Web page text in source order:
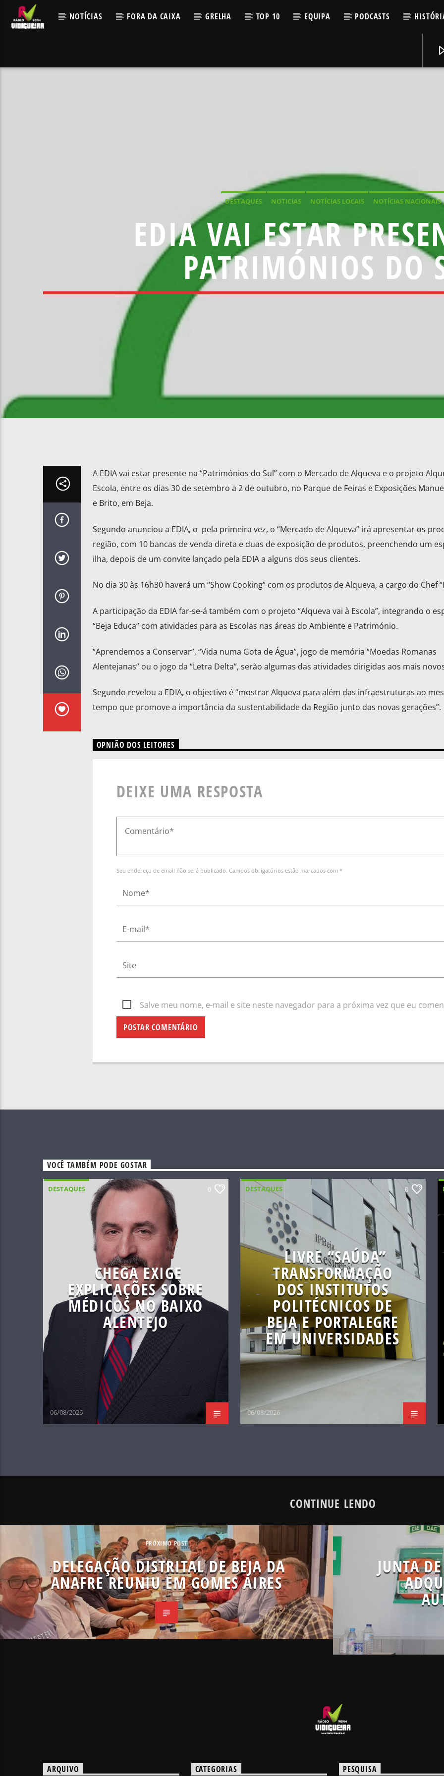
NOTÍCIAS FORA DA CAIXA GRELHA TOP 10 EQUIPA PODCASTS
DESTAQUES NOTICIAS NOTÍCIAS LOCAIS NOTÍCIAS NACIONAIS
EDIA VAI ESTAR
PATRIMÓNIOS DO
A EDIA vai estar presente na “Patrimónios do Sul” com o Mercado de Alqueva e o projeto
Escola, entre os dias 30 de setembro a 2 de outubro, no Parque de Feiras e Exposições
e Brito, em Beja.
Segundo anunciou a EDIA, o pela primeira vez, o “Mercado de Alqueva” irá apresentar os
região, com 10 bancas de venda direta e duas de exposição de produtos, preenchendo um
ilha, depois de um convite lançado pela EDIA a alguns dos seus clientes.
No dia 30 às 16h30 haverá um “Show Cooking” com os produtos de Alqueva, a cargo do Chef
A participação da EDIA far-se-á também com o projeto “Alqueva vai à Escola”, integrando o
“Beja Educa” com atividades para as Escolas nas áreas do Ambiente e Património.
“Aprendemos a Conservar”, “Vida numa Gota de Água”, jogo de memória “Moedas Romanas
Alentejanas” ou o jogo da “Letra Delta”, serão algumas das atividades dirigidas aos mais
Segundo revelou a EDIA, o objectivo é “mostrar Alqueva para além das infraestruturas ao
tempo que promove a importância da sustentabilidade da Região junto das novas gerações”.
OPNIÃO DOS LEITORES
DEIXE UMA RESPOSTA
Seu endereço de email não será publicado. Campos obrigatórios estão marcados com *
Salve meu nome, e-mail e site neste navegador para a próxima vez que eu
VOCÊ TAMBÉM PODE GOSTAR
DESTAQUES 0
CHEGA EXIGE
EXPLICAÇÕES SOBRE
MÉDICOS NO BAIXO
ALENTEJO
06/08/2026
DESTAQUES 0
LIVRE “SAÚDA”
TRANSFORMAÇÃO
DOS INSTITUTOS
POLITÉCNICOS DE
BEJA E PORTALEGRE
EM UNIVERSIDADES
06/08/2026
CONTINUE LENDO
PRÓXIMO POST
DELEGAÇÃO DISTRITAL DE BEJA DA
ANAFRE REUNIU EM GOMES AIRES
JUNTA
ARQUIVO CATEGORIAS PESQUISA